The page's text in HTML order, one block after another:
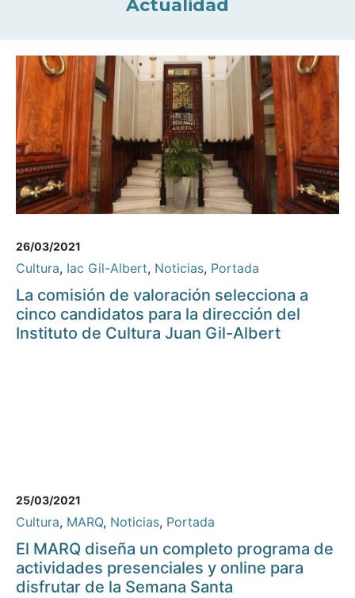
Actualidad
26/03/2021
Cultura, Iac Gil-Albert, Noticias, Portada
La comisión de valoración selecciona a
cinco candidatos para la dirección del
Instituto de Cultura Juan Gil-Albert
25/03/2021
Cultura, MARQ, Noticias, Portada
El MARQ diseña un completo programa de
actividades presenciales y online para
disfrutar de la Semana Santa